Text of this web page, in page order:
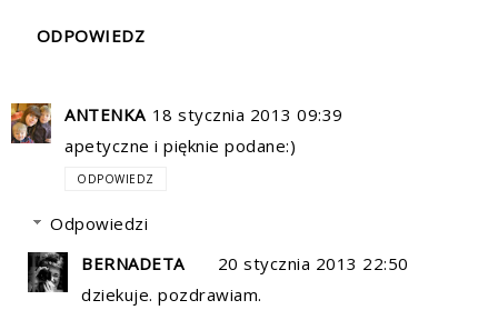
ODPOWIEDZ
ANTENKA 18 stycznia 2013 09:39
apetyczne i pięknie podane:)
ODPOWIEDZ
Odpowiedzi
BERNADETA
20 stycznia 2013 22:50
dziekuje. pozdrawiam.